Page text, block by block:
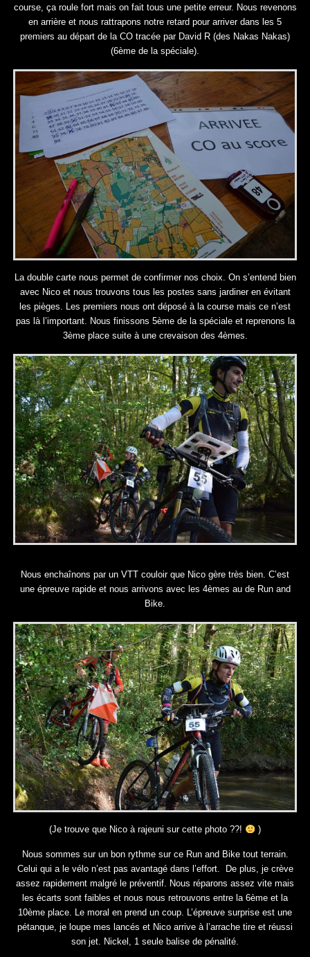
course, ça roule fort mais on fait tous une petite erreur. Nous revenons
en arrière et nous rattrapons notre retard pour arriver dans les 5
premiers au départ de la CO tracée par David R (des Nakas Nakas)
(6ème de la spéciale).
La double carte nous permet de confirmer nos choix. On s’entend bien
avec Nico et nous trouvons tous les postes sans jardiner en évitant
les pièges. Les premiers nous ont déposé à la course mais ce n’est
pas là l’important. Nous finissons 5ème de la spéciale et reprenons la
3ème place suite à une crevaison des 4èmes.
Nous enchaînons par un VTT couloir que Nico gère très bien. C’est
une épreuve rapide et nous arrivons avec les 4èmes au de Run and
Bike.
(Je trouve que Nico à rajeuni sur cette photo ??! )
Nous sommes sur un bon rythme sur ce Run and Bike tout terrain.
Celui qui a le vélo n’est pas avantagé dans l’effort. De plus, je crève
assez rapidement malgré le préventif. Nous réparons assez vite mais
les écarts sont faibles et nous nous retrouvons entre la 6ème et la
10ème place. Le moral en prend un coup. L’épreuve surprise est une
pétanque, je loupe mes lancés et Nico arrive à l’arrache tire et réussi
son jet. Nickel, 1 seule balise de pénalité.